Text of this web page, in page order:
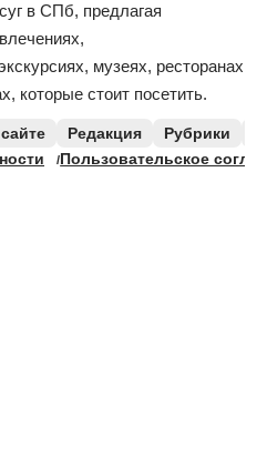
в СПб, предлагая
музеях, ресторанах
которые стоит посетить.
Редакция Рубрики
Пользовательское